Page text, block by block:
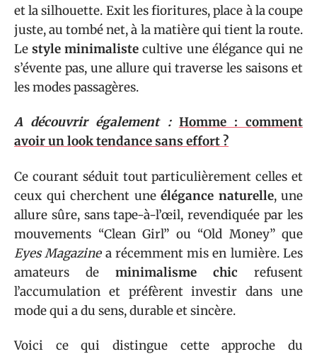
et la silhouette. Exit les fioritures, place à la coupe
juste, au tombé net, à la matière qui tient la route.
Lestyle minimaliste cultive une élégance qui ne
s’évente pas, une allure qui traverse les saisons et
les modes passagères.
A découvrir également : Homme : comment
avoir un look tendance sans effort ?
Ce courant séduit tout particulièrement celles et
ceux qui cherchent une élégance naturelle, une
allure sûre, sans tape-à-l’œil, revendiquée par les
mouvements “Clean Girl” ou “Old Money” que
Eyes Magazinea récemment mis en lumière. Les
amateurs de minimalisme chic refusent
l’accumulation et préfèrent investir dans une
mode qui a du sens, durable et sincère.
Voici ce qui distingue cette approche du